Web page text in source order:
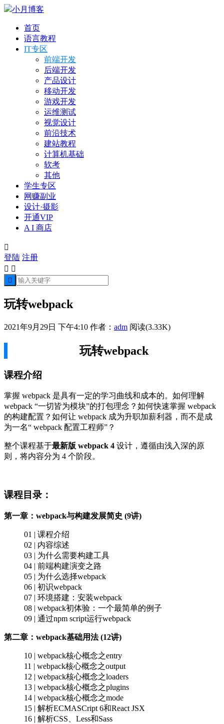
小月博客
首页
语言教程
IT专区
前端开发
后端开发
产品设计
移动开发
游戏开发
运维测试
视觉设计
前沿技术
建站教程
计算机基础
软考
其他
学生专区
网赚副业
设计·摄影
开通VIP
A I 商店

登陆 注册
 

玩转webpack
2021年9月29日 下午4:10 作者： adm 阅读(3.33K)
玩转webpack
课程介绍
掌握 webpack 是具有一定的学习曲线和成本的。如何理解
webpack “一切皆为模块”的打包理念？如何快速掌握 webpack
的构建配置？如何让 webpack 成为升职加薪利器，而不是成
为一名“ webpack 配置工程师”？
整个课程基于最新版 webpack 4 设计，遵循由浅入深的原
则，将内容分为 4 个阶段。
课程目录：
第一章：webpack与构建发展简史 (9讲)
01 | 课程介绍
02 | 内容综述
03 | 为什么需要构建工具
04 | 前端构建演变之路
05 | 为什么选择webpack
06 | 初识webpack
07 | 环境搭建：安装webpack
08 | webpack初体验：一个最简单的例子
09 | 通过npm script运行webpack
第二章：webpack基础用法 (12讲)
10 | webpack核心概念之entry
11 | webpack核心概念之output
12 | webpack核心概念之loaders
13 | webpack核心概念之plugins
14 | webpack核心概念之mode
15 | 解析ECMASCript 6和React JSX
16 | 解析CSS、Less和Sass